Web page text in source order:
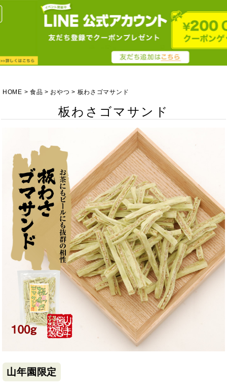
HOME 食品 おやつ 板わさゴマサンド
板わさゴマサンド
山年園限定